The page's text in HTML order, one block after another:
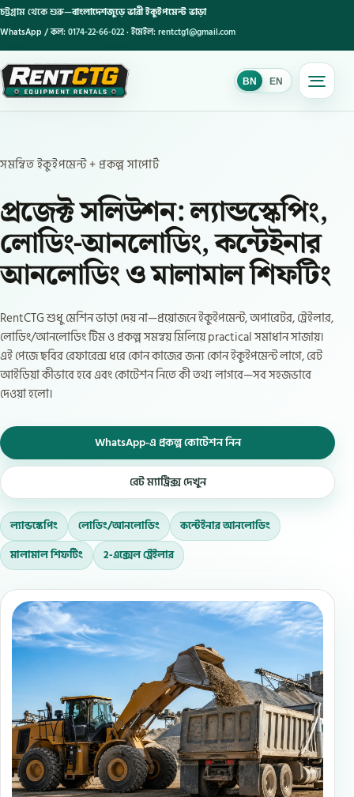
চট্টগ্রাম থেকে শুরু—বাংলাদেশজুড়ে ভারী ইকুইপমেন্ট ভাড়া
WhatsApp / কল:0174-22-66-022· ইমেইল:rentctg1@gmail.com
BN EN
BN
সমন্বিত ইকুইপমেন্ট + প্রকল্প সাপোর্ট
প্রজেক্ট সলিউশন: ল্যান্ডস্কেপিং,
লোডিং-আনলোডিং, কন্টেইনার
আনলোডিং ও মালামাল শিফটিং
RentCTG শুধু মেশিন ভাড়া দেয় না—প্রয়োজনে ইকুইপমেন্ট, অপারেটর, ট্রেইলার,
লোডিং/আনলোডিং টিম ও প্রকল্প সমন্বয় মিলিয়ে practical সমাধান সাজায়।
এই পেজে ছবির রেফারেন্স ধরে কোন কাজের জন্য কোন ইকুইপমেন্ট লাগে, রেট
আইডিয়া কীভাবে হবে এবং কোটেশন নিতে কী তথ্য লাগবে—সব সহজভাবে
দেওয়া হলো।
WhatsApp-এ প্রকল্প কোটেশন নিন
রেট ম্যাট্রিক্স দেখুন
ল্যান্ডস্কেপিং লোডিং/আনলোডিং
কন্টেইনার আনলোডিং
মালামাল শিফটিং
2-এক্সেল ট্রেইলার